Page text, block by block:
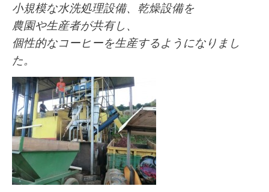
小規模な水洗処理設備、乾燥設備を
農園や生産者が共有し、
個性的なコーヒーを生産するようになりまし
た。